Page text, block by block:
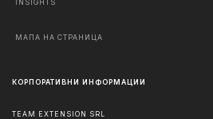
INSIGHTS
МАПА НА СТРАНИЦА
КОРПОРАТИВНИ ИНФОРМАЦИИ
TEAM EXTENSION SRL